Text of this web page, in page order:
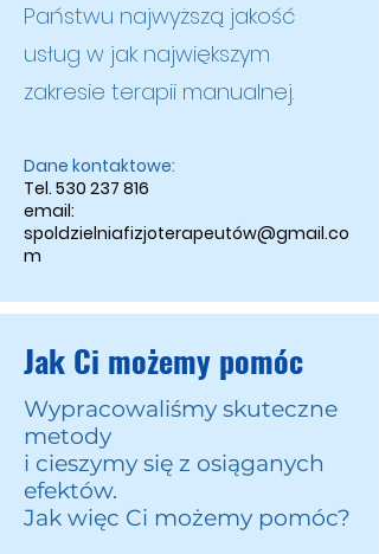
Państwu najwyższą jakość
usług w jak największym
zakresie terapii manualnej.
Dane kontaktowe:​
Tel. 530 237 816
email:
spoldzielniafizjoterapeutów@gmail.co
m
Jak Ci możemy pomóc
Wypracowaliśmy skuteczne
metody
i cieszymy się z osiąganych
efektów.
Jak więc Ci możemy pomóc?